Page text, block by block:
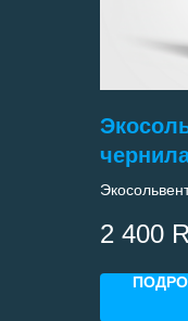
Epson i3200
2 400